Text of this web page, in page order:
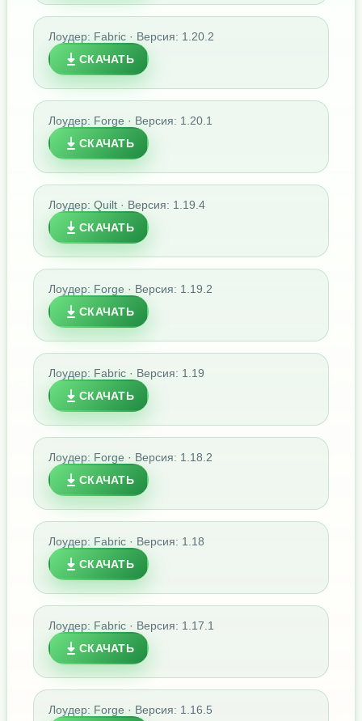
Лоудер: Fabric · Версия: 1.20.2
СКАЧАТЬ
Лоудер: Forge · Версия: 1.20.1
СКАЧАТЬ
Лоудер: Quilt · Версия: 1.19.4
СКАЧАТЬ
Лоудер: Forge · Версия: 1.19.2
СКАЧАТЬ
Лоудер: Fabric · Версия: 1.19
СКАЧАТЬ
Лоудер: Forge · Версия: 1.18.2
СКАЧАТЬ
Лоудер: Fabric · Версия: 1.18
СКАЧАТЬ
Лоудер: Fabric · Версия: 1.17.1
СКАЧАТЬ
Лоудер: Forge · Версия: 1.16.5